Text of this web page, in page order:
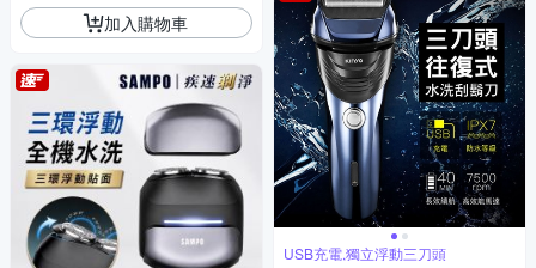
加入購物車
USB充電,獨立浮動三刀頭